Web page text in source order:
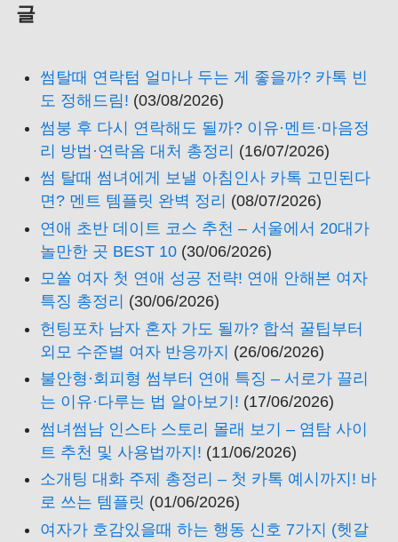
글
썸탈때 연락텀 얼마나 두는 게 좋을까? 카톡 빈
도 정해드림! (03/08/2026)
썸붕 후 다시 연락해도 될까? 이유·멘트·마음정
리 방법·연락옴 대처 총정리 (16/07/2026)
썸 탈때 썸녀에게 보낼 아침인사 카톡 고민된다
면? 멘트 템플릿 완벽 정리 (08/07/2026)
연애 초반 데이트 코스 추천 – 서울에서 20대가
놀만한 곳 BEST 10 (30/06/2026)
모쏠 여자 첫 연애 성공 전략! 연애 안해본 여자
특징 총정리 (30/06/2026)
헌팅포차 남자 혼자 가도 될까? 합석 꿀팁부터
외모 수준별 여자 반응까지 (26/06/2026)
불안형·회피형 썸부터 연애 특징 – 서로가 끌리
는 이유·다루는 법 알아보기! (17/06/2026)
썸녀썸남 인스타 스토리 몰래 보기 – 염탐 사이
트 추천 및 사용법까지! (11/06/2026)
소개팅 대화 주제 총정리 – 첫 카톡 예시까지! 바
로 쓰는 템플릿 (01/06/2026)
여자가 호감있을때 하는 행동 신호 7가지 (헷갈